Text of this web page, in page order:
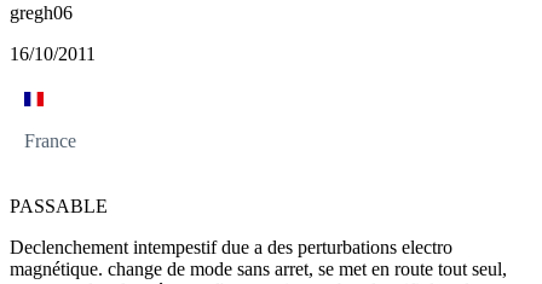
gregh06
16/10/2011
France
PASSABLE
Declenchement intempestif due a des perturbations electro
magnétique. change de mode sans arret, se met en route tout seul,